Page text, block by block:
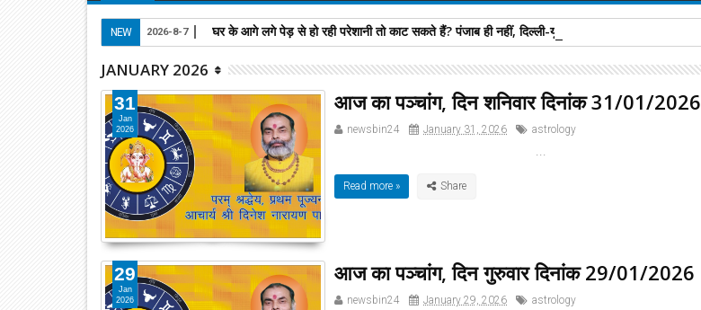
NEW घर के आगे लगे पेड़ से हो रही परेशानी तो काट सकते हैं? पंजाब ही नहीं, दिल्‍ली-यूपी समेत पूरे देश का नियम जान लें
2026-8-7
JANUARY 2026
आज का पञ्चांग, दिन शनिवार दिनांक 31/01/2026
newsbin24 January 31, 2026 astrology
...
Read more »
31
Jan
2026
आज का पञ्चांग, दिन गुरुवार दिनांक 29/01/2026
newsbin24 January 29, 2026 astrology
29
Jan
2026